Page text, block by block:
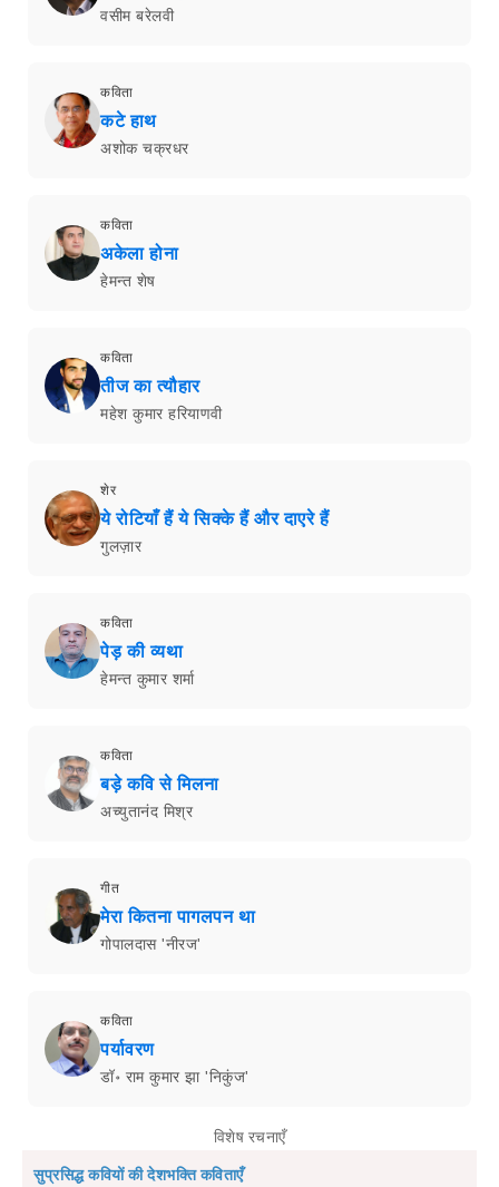
वसीम बरेलवी
कविता
कटे हाथ
अशोक चक्रधर
कविता
अकेला होना
हेमन्त शेष
कविता
तीज का त्यौहार
महेश कुमार हरियाणवी
शेर
ये रोटियाँ हैं ये सिक्के हैं और दाएरे हैं
गुलज़ार
कविता
पेड़ की व्यथा
हेमन्त कुमार शर्मा
कविता
बड़े कवि से मिलना
अच्युतानंद मिश्र
गीत
मेरा कितना पागलपन था
गोपालदास 'नीरज'
कविता
पर्यावरण
डॉ॰ राम कुमार झा 'निकुंज'
विशेष रचनाएँ
सुप्रसिद्ध कवियों की देशभक्ति कविताएँ